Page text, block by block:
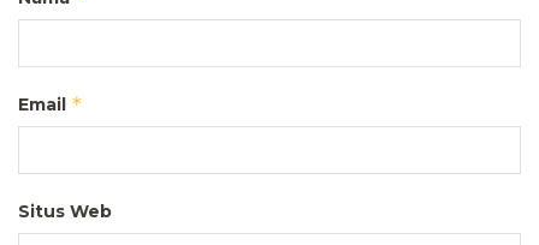
Email *
Situs Web